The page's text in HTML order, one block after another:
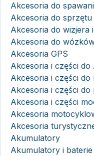
Akcesoria do
Akcesoria do
Akcesoria do wizjera
Akcesoria do
Akcesoria GPS
Akcesoria i części do
Akcesoria i części
Akcesoria i części
Akcesoria i części
Akcesoria
Akcesoria
Akumulatory
Akumulatory i